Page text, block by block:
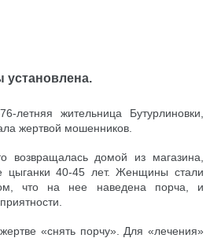
летняя жительница Бутурлиновки,
жертвой мошенников.
возвращалась домой из магазина,
цыганки 40-45 лет. Женщины стали
что на нее наведена порча, и
«снять порчу». Для «лечения»